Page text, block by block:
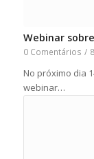
Webinar
0 Comentários /
No próximo dia
webinar…